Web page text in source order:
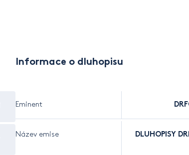
Informace o dluhopisu
Eminent
Název emise
DLUHOPISY